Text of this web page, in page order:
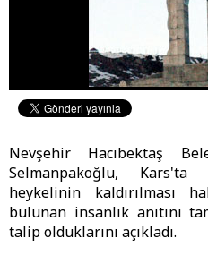
Nevşehir Hacıbektaş
Selmanpakoğlu, Kars'ta
heykelinin kaldırılması
bulunan insanlık anıtını
talip olduklarını açıkladı.